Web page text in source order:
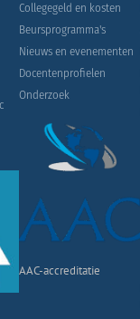
Collegegeld en kosten
Beursprogramma's
Nieuws en evenementen
Docentenprofielen
Onderzoek
AAC-accreditatie